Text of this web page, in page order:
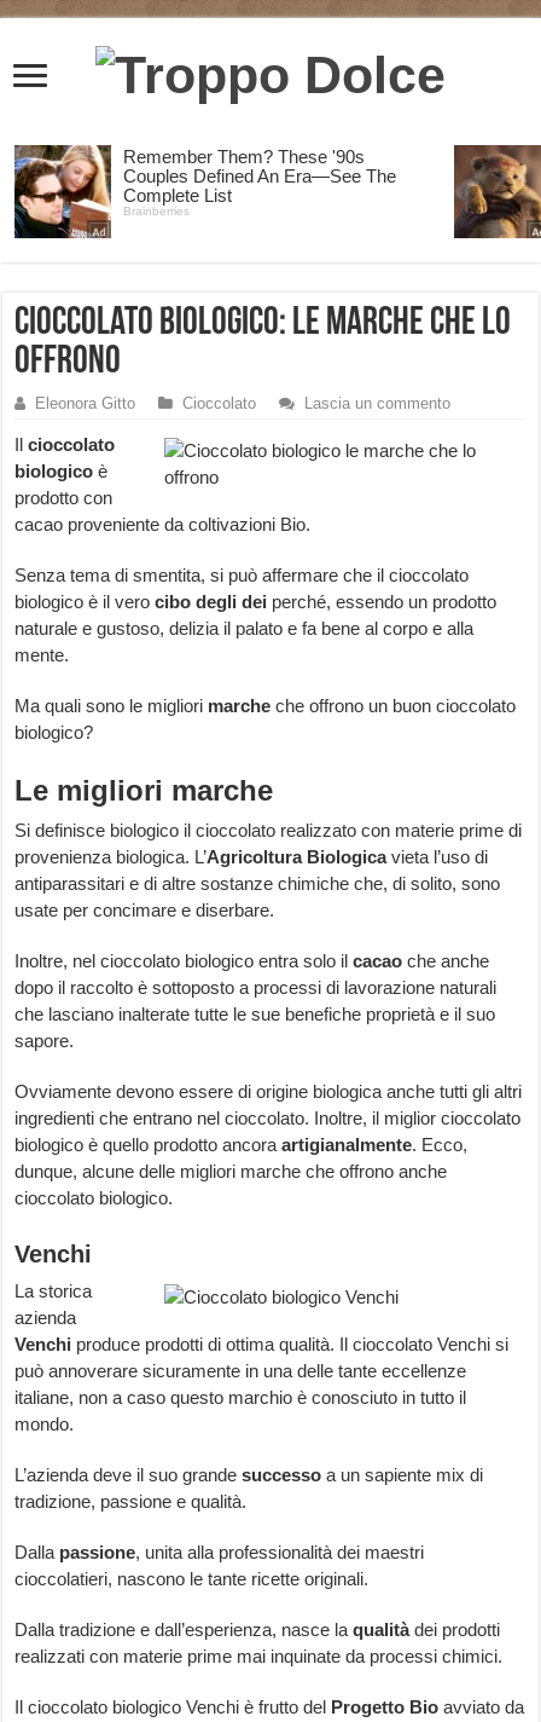
Cioccolato biologico: le marche che lo
offrono
Eleonora Gitto Cioccolato Lascia un commento
Ilcioccolato
biologico è
prodotto con
cacao proveniente da coltivazioni Bio.
Senza tema di smentita, si può affermare che il cioccolato
biologico è il verocibo degli dei perché, essendo un prodotto
naturale e gustoso, delizia il palato e fa bene al corpo e alla
mente.
Ma quali sono le migliori marche che offrono un buon cioccolato
biologico?
Le migliori marche
Si definisce biologico il cioccolato realizzato con materie prime di
provenienza biologica. L’Agricoltura Biologicavieta l’uso di
antiparassitari e di altre sostanze chimiche che, di solito, sono
usate per concimare e diserbare.
Inoltre, nel cioccolato biologico entra solo ilcacao che anche
dopo il raccolto è sottoposto a processi di lavorazione naturali
che lasciano inalterate tutte le sue benefiche proprietà e il suo
sapore.
Ovviamente devono essere di origine biologica anche tutti gli altri
ingredienti che entrano nel cioccolato. Inoltre, il miglior cioccolato
biologico è quello prodotto ancoraartigianalmente. Ecco,
dunque, alcune delle migliori marche che offrono anche
cioccolato biologico.
Venchi
La storica
azienda
Venchi produce prodotti di ottima qualità. Il cioccolato Venchi si
può annoverare sicuramente in una delle tante eccellenze
italiane, non a caso questo marchio è conosciuto in tutto il
mondo.
L’azienda deve il suo grandesuccesso a un sapiente mix di
tradizione, passione e qualità.
Dalla passione, unita alla professionalità dei maestri
cioccolatieri, nascono le tante ricette originali.
Dalla tradizione e dall’esperienza, nasce laqualitàdei prodotti
realizzati con materie prime mai inquinate da processi chimici.
Il cioccolato biologico Venchi è frutto del Progetto Bio avviato da